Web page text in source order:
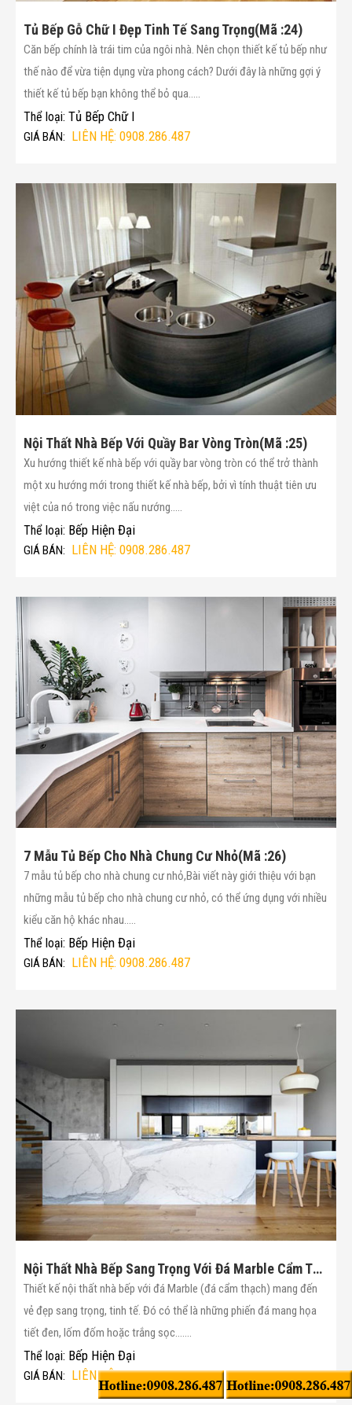
Tủ Bếp Gỗ Chữ I Đẹp Tinh Tế Sang Trọng(Mã :24)
Căn bếp chính là trái tim của ngôi nhà. Nên chọn thiết kế tủ bếp như
thế nào để vừa tiện dụng vừa phong cách? Dưới đây là những gợi ý
thiết kế tủ bếp bạn không thể bỏ qua.....
Thể loại:Tủ Bếp Chữ I
GIÁ BÁN: LIÊN HỆ: 0908.286.487
Nội Thất Nhà Bếp Với Quầy Bar Vòng Tròn(Mã :25)
Xu hướng thiết kế nhà bếp với quầy bar vòng tròn có thể trở thành
một xu hướng mới trong thiết kế nhà bếp, bởi vì tính thuật tiên ưu
việt của nó trong việc nấu nướng.....
Thể loại: Bếp Hiện Đại
GIÁ BÁN: LIÊN HỆ: 0908.286.487
7 Mẫu Tủ Bếp Cho Nhà Chung Cư Nhỏ(Mã :26)
7 mẫu tủ bếp cho nhà chung cư nhỏ,Bài viết này giới thiệu với bạn
những mẫu tủ bếp cho nhà chung cư nhỏ, có thể ứng dụng với nhiều
kiểu căn hộ khác nhau.....
Thể loại: Bếp Hiện Đại
GIÁ BÁN: LIÊN HỆ: 0908.286.487
Nội Thất Nhà Bếp Sang Trọng Với Đá Marble Cẩm Thạch(Mã :27)
Thiết kế nội thất nhà bếp với đá Marble (đá cẩm thạch) mang đến
vẻ đẹp sang trọng, tinh tế. Đó có thể là những phiến đá mang họa
tiết đen, lốm đốm hoặc trắng sọc.......
Thể loại: Bếp Hiện Đại
GIÁ BÁN: LIÊN HỆ: 0908.286.487